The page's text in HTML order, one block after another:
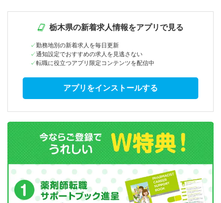
栃木県の新着求人情報をアプリで見る
勤務地別の新着求人を毎日更新
通知設定でおすすめの求人を見逃さない
転職に役立つアプリ限定コンテンツを配信中
アプリをインストールする